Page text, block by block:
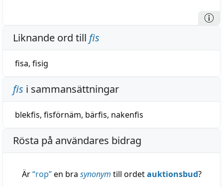
Liknande ord till fis
fisa, fisig
fis i sammansättningar
blekfis, fisförnäm, bärfis, nakenfis
Rösta på användares bidrag
Är“rop”en bra synonym till ordetauktionsbud?